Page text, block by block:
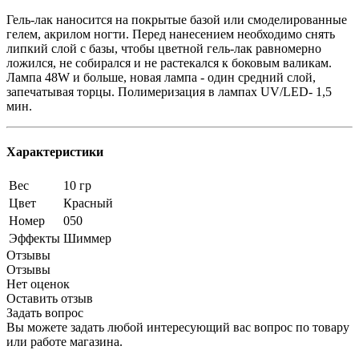
Гель-лак наносится на покрытые базой или смоделированные
гелем, акрилом ногти. Перед нанесением необходимо снять
липкий слой с базы, чтобы цветной гель-лак равномерно
ложился, не собирался и не растекался к боковым валикам.
Лампа 48W и больше, новая лампа - один средний слой,
запечатывая торцы. Полимеризация в лампах UV/LED- 1,5
мин.
Характеристики
Вес
10 гр
Цвет
Красный
Номер
050
Эффекты Шиммер
Отзывы
Отзывы
Нет оценок
Оставить отзыв
Задать вопрос
Вы можете задать любой интересующий вас вопрос по товару
или работе магазина.